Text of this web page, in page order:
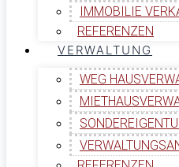
IMMOBILIE
REFERENZEN
VERWALTUNG
WEG